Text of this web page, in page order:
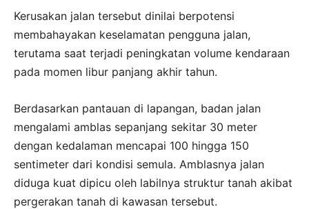
Kerusakan jalan tersebut dinilai berpotensi
membahayakan keselamatan pengguna jalan,
terutama saat terjadi peningkatan volume kendaraan
pada momen libur panjang akhir tahun.
Berdasarkan pantauan di lapangan, badan jalan
mengalami amblas sepanjang sekitar 30 meter
dengan kedalaman mencapai 100 hingga 150
sentimeter dari kondisi semula. Amblasnya jalan
diduga kuat dipicu oleh labilnya struktur tanah akibat
pergerakan tanah di kawasan tersebut.